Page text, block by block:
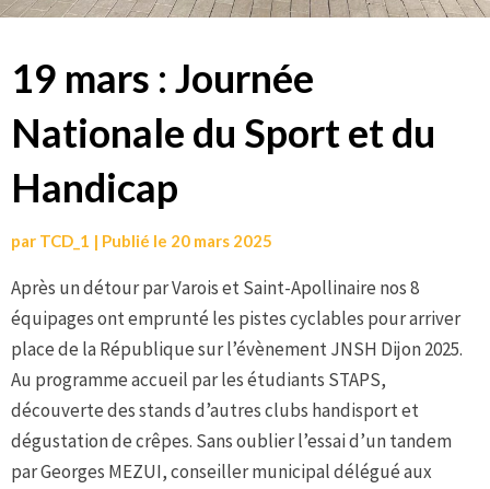
19 mars : Journée
Nationale du Sport et du
Handicap
par TCD_1 | Publié le 20 mars 2025
Après un détour par Varois et Saint-Apollinaire nos 8
équipages ont emprunté les pistes cyclables pour arriver
place de la République sur l’évènement JNSH Dijon 2025.
Au programme accueil par les étudiants STAPS,
découverte des stands d’autres clubs handisport et
dégustation de crêpes. Sans oublier l’essai d’un tandem
par Georges MEZUI, conseiller municipal délégué aux